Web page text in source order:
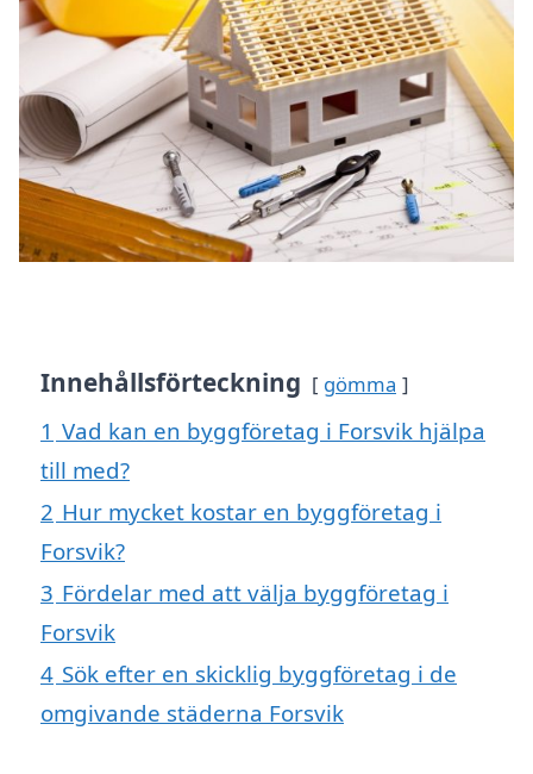
Innehållsförteckning gömma
1 Vad kan en byggföretag i Forsvik hjälpa
till med?
2 Hur mycket kostar en byggföretag i
Forsvik?
3 Fördelar med att välja byggföretag i
Forsvik
4 Sök efter en skicklig byggföretag i de
omgivande städerna Forsvik